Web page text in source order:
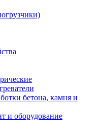
бетона, камня и
и оборудование